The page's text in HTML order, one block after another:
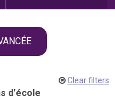
d'école
Clear filters